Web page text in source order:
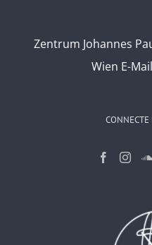
Zentrum Johannes
Wien E-